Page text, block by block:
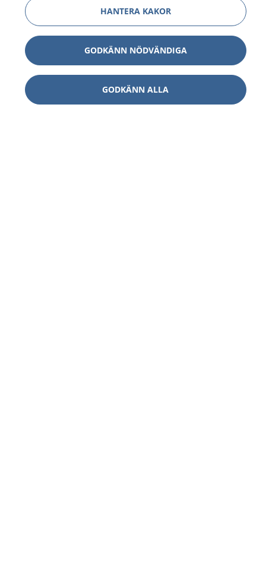
HANTERA KAKOR
GODKÄNN NÖDVÄNDIGA
GODKÄNN ALLA